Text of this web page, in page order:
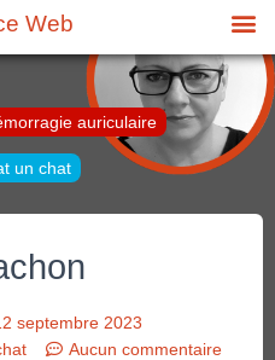
Web
auriculaire
un chat
septembre 2023
Aucun commentaire